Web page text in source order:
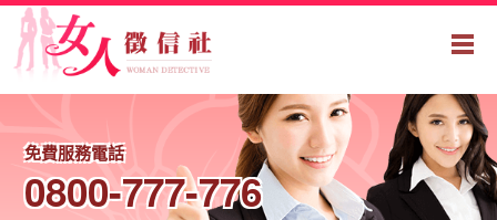
免費服務電話
0800-777-776